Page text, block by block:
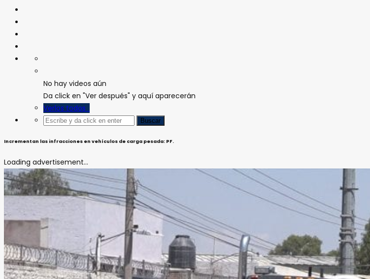
No hay videos aún
Da click en "Ver después" y aquí aparecerán
Verlos todos
Incrementan las infracciones en vehículos de carga pesada: PF.
Loading advertisement...